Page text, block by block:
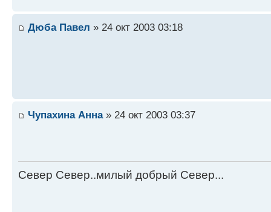
Дюба Павел » 24 окт 2003 03:18
Чупахина Анна» 24 окт 2003 03:37
Север Север..милый добрый Север...